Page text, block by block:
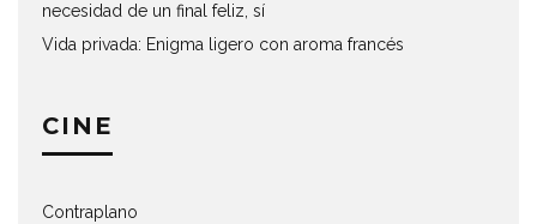
necesidad de un final feliz, sí
Vida privada: Enigma ligero con aroma francés
CINE
Contraplano